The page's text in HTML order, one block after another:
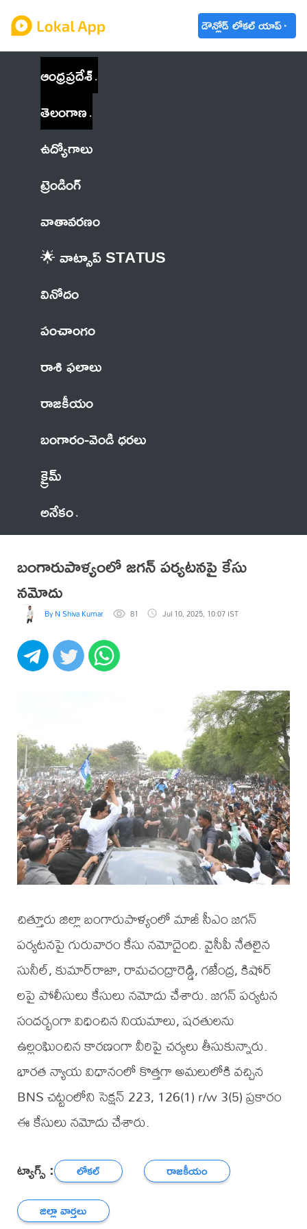
డౌన్లోడ్ లోకల్ యాప్
ఆంధ్రప్రదేశ్
తెలంగాణ
ఉద్యోగాలు
ట్రెండింగ్
వాతావరణం
🌟 వాట్సాప్ STATUS
వినోదం
పంచాంగం
రాశి ఫలాలు
రాజకీయం
బంగారం-వెండి ధరలు
క్రైమ్
అనేకం
బంగారుపాళ్యంలో జగన్‌ పర్యటనపై కేసు
నమోదు
By N Shiva Kumar 81 Jul 10, 2025, 10:07 IST
చిత్తూరు జిల్లా బంగారుపాళ్యంలో మాజీ సీఎం జగన్‌
పర్యటనపై గురువారం కేసు నమోదైంది. వైసీపీ నేతలైన
సునీల్‌, కుమార్‌రాజా, రామచంద్రారెడ్డి, గజేంద్ర, కిషోర్‌
లపై పోలీసులు కేసులు నమోదు చేశారు. జగన్‌ పర్యటన
సందర్భంగా విధించిన నియమాలు, షరతులను
ఉల్లంఘించిన కారణంగా వీరిపై చర్యలు తీసుకున్నారు.
భారత న్యాయ విధానంలో కొత్తగా అమలులోకి వచ్చిన
BNS చట్టంలోని సెక్షన్ 223, 126(1) r/w 3(5) ప్రకారం
ఈ కేసులు నమోదు చేశారు.
ట్యాగ్స్ : లోకల్
రాజకీయం
జిల్లా వార్తలు